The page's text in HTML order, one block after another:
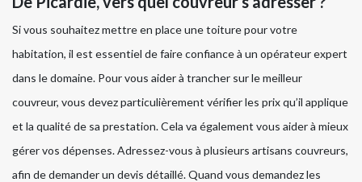
Si vous souhaitez mettre en place une toiture pour votre
habitation, il est essentiel de faire confiance à un opérateur expert
dans le domaine. Pour vous aider à trancher sur le meilleur
couvreur, vous devez particulièrement vérifier les prix qu’il applique
et la qualité de sa prestation. Cela va également vous aider à mieux
gérer vos dépenses. Adressez-vous à plusieurs artisans couvreurs,
afin de demander un devis détaillé. Quand vous demandez les